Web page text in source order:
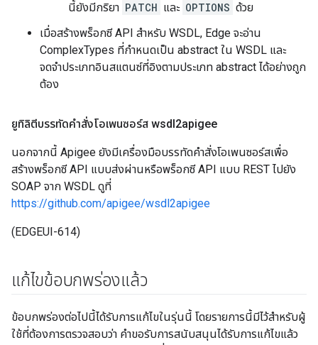
นี้ยังมีกริยา PATCH และ OPTIONS ด้วย
เมื่อสร้างพร็อกซี API สำหรับ WSDL, Edge จะอ่าน
ComplexTypes ที่กำหนดเป็น abstract ใน WSDL และ
จดจำประเภทอินสแตนซ์ที่อิงตามประเภท abstract ได้อย่างถูก
ต้อง
ยูทิลิตีบรรทัดคำสั่งโอเพนซอร์ส wsdl2apigee
นอกจากนี้ Apigee ยังมีเครื่องมือบรรทัดคำสั่งโอเพนซอร์สเพื่อ
สร้างพร็อกซี API แบบส่งผ่านหรือพร็อกซี API แบบ REST ไปยัง
SOAP จาก WSDL ดูที่
https://github.com/apigee/wsdl2apigee
(EDGEUI-614)
แก้ไขข้อบกพร่องแล้ว
ข้อบกพร่องต่อไปนี้ได้รับการแก้ไขในรุ่นนี้ โดยรายการนี้มีไว้สำหรับผู้
ใช้ที่ต้องการตรวจสอบว่า คำขอรับการสนับสนุนได้รับการแก้ไขแล้ว